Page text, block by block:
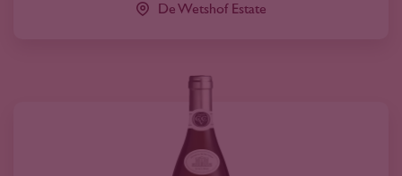
De Wetshof Estate